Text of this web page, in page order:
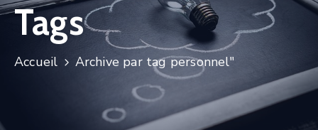
Manifestations
Vie
Municipale
Tags
Accueil Archive par tag personnel"